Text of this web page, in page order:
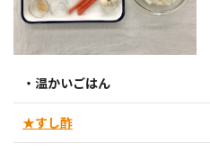
・温かいごはん
★すし酢